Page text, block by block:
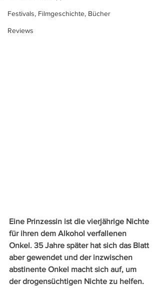
Festivals, Filmgeschichte, Bücher
Reviews
Eine Prinzessin ist die vierjährige Nichte
für ihren dem Alkohol verfallenen
Onkel. 35 Jahre später hat sich das Blatt
aber gewendet und der inzwischen
abstinente Onkel macht sich auf, um
der drogensüchtigen Nichte zu helfen.